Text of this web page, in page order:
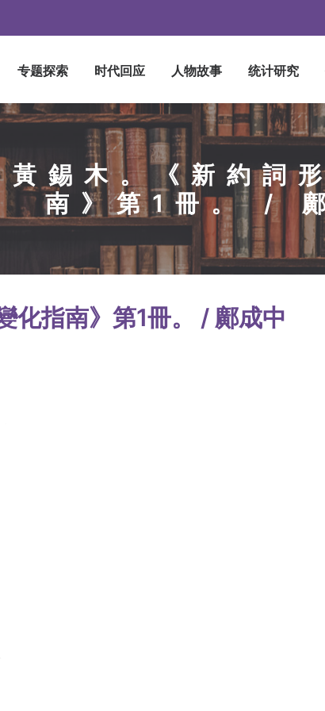
专题探索 时代回应 人物故事 统计研究
黃錫木。《新約詞
南》第1冊。 /
化指南》第1冊。 / 鄺成中